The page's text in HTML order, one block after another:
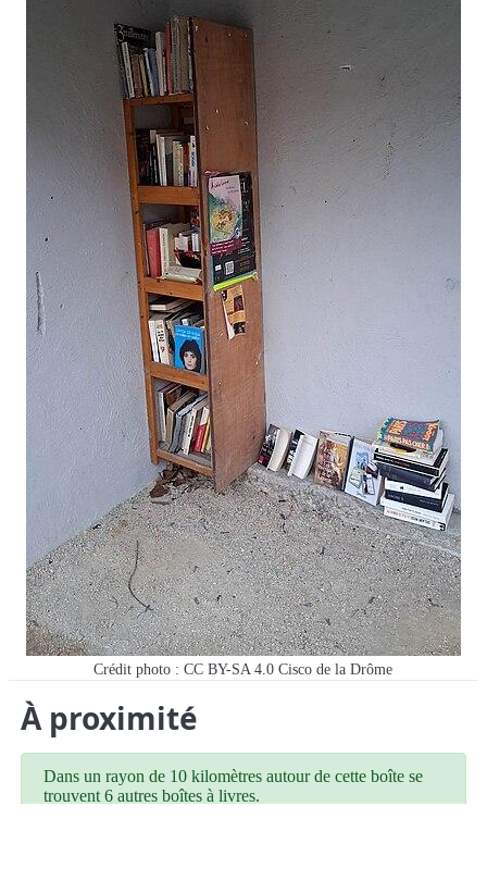
Crédit photo : CC BY-SA 4.0 Cisco de la Drôme
À proximité
Dans un rayon de 10 kilomètres autour de cette boîte se
trouvent 6 autres boîtes à livres.